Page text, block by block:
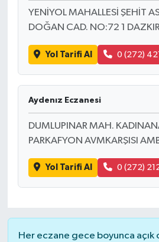
YENİYOL MAHALLESİ ŞEHİT
DOĞAN CAD. NO:72 1
Yol Tarifi Al 0 (272)
Aydenız Eczanesi
DUMLUPINAR MAH.
PARKAFYON AVMKARŞISI
Yol Tarifi Al 0 (272)
Her eczane gece boyunca açık